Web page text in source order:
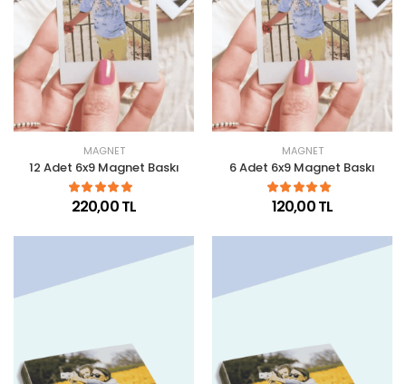
MAGNET
12 Adet 6x9 Magnet Baskı
220,00 TL
MAGNET
6 Adet 6x9 Magnet Baskı
120,00 TL